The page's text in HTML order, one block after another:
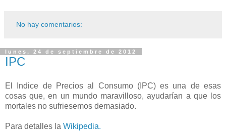
No hay comentarios:
lunes, 24 de septiembre de 2012
IPC
El Indice de Precios al Consumo (IPC) es una de esas
cosas que, en un mundo maravilloso, ayudarían a que los
mortales no sufriesemos demasiado.
Para detalles la Wikipedia.